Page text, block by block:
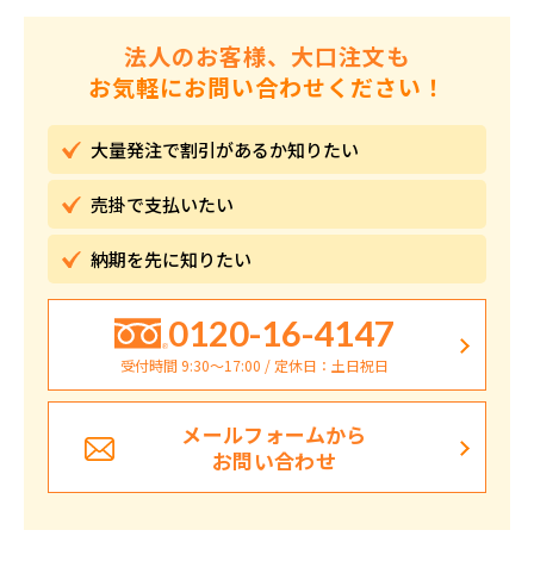
法人のお客様、大口注文も
お気軽にお問い合わせください！
大量発注で割引があるか知りたい
売掛で支払いたい
納期を先に知りたい
0120-16-4147
受付時間 9:30〜17:00 / 定休日：土日祝日
メールフォームから
お問い合わせ